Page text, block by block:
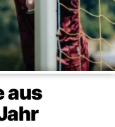
aus